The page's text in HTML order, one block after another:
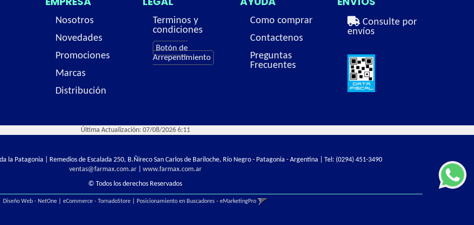
Nosotros
Novedades
Promociones
Marcas
Distribución
Terminos y
condiciones
Botón de
Arrepentimiento
Como comprar
Contactenos
Preguntas
Frecuentes
Consulte por
envíos
Última Actualización: 07/08/2026 6:11
la Patagonia | Remedios de Escalada 250, B.Ñireco San Carlos de Bariloche, Río Negro - Patagonia - Argentina | Tel: (0294) 451-3490
ventas@farmax.com.ar| www.farmax.com.ar
© Todos los derechos Reservados
Diseño Web - NetOne eCommerce - TornadoStore Posicionamiento en Buscadores - eMarketingPro